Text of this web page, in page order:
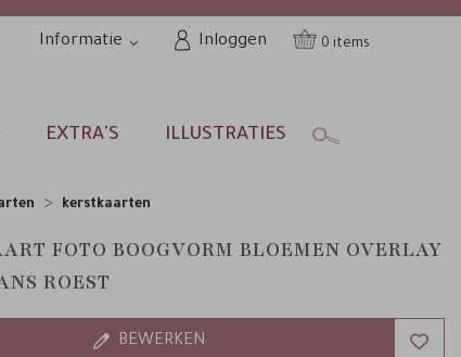
Informatie Inloggen 0
EXTRA'S ILLUSTRATIES
kerstkaarten
FOTO BOOGVORM BLOEMEN OVERLAY
ROEST
BEWERKEN